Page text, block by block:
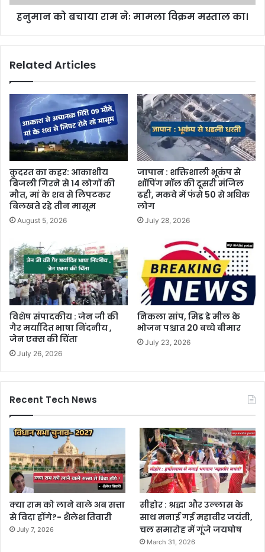
हनुमान को बचाया राम नेः मामला विक्रम मस्ताल का।
Related Articles
कुदरत का कहर: आकाशीय
बिजली गिरने से 14 लोगों की
मौत, मां के शव से लिपटकर
बिलखते रहे तीन मासूम
August 5, 2026
जापान : शक्तिशाली भूकंप से
शॉपिंग मॉल की दूसरी मंजिल
ढही, मकवे में फंसे 50 से अधिक
लोग
July 28, 2026
विशेष संपादकीय : जेन जी की
गैर मर्यादित भाषा निंदनीय ,
जेन एक्स की चिंता
July 26, 2026
निकला सांप, मिड डे मील के
भोजन पश्चात 20 बच्चे बीमार
July 23, 2026
Recent Tech News
क्या राम को लाने वाले अब सत्ता
से विदा होंगे?- शैलेश तिवारी
July 7, 2026
सीहोर : श्रद्धा और उल्लास के
साथ मनाई गई महावीर जयंती,
चल समारोह में गूंजे जयघोष
March 31, 2026